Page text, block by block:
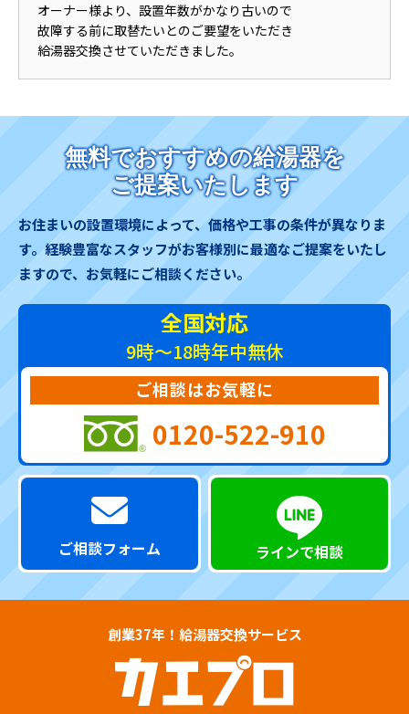
オーナー様より、設置年数がかなり古いので
故障する前に取替たいとのご要望をいただき
給湯器交換させていただきました。
無料でおすすめの給湯器を
ご提案いたします
お住まいの設置環境によって、価格や工事の条件が異なりま
す。 経験豊富なスタッフがお客様別に最適なご提案をいたし
ますので、お気軽にご相談ください。
全国対応
9時～18時年中無休
ご相談はお気軽に
0120-522-910
ご相談フォーム ラインで相談
創業37年！給湯器交換サービス